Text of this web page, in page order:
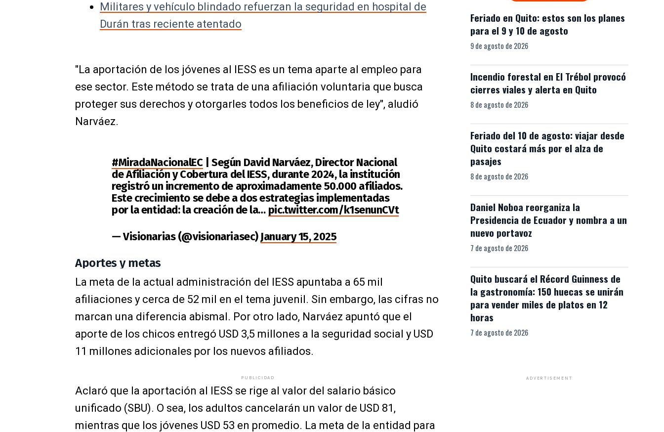
Militares y vehículo blindado refuerzan la seguridad en hospital de
Durán tras reciente atentado
"La aportación de los jóvenes al IESS es un tema aparte al empleo para
ese sector. Este método se trata de una afiliación voluntaria que busca
proteger sus derechos y otorgarles todos los beneficios de ley", aludió
Narváez.
#MiradaNacionalEC| Según David Narváez, Director Nacional
de Afiliación y Cobertura del IESS, durante 2024, la institución
registró un incremento de aproximadamente 50.000 afiliados.
Este crecimiento se debe a dos estrategias implementadas
por la entidad: la creación de la… pic.twitter.com/k1senunCVt
— Visionarias (@visionariasec)January 15, 2025
Aportes y metas
La meta de la actual administración del IESS apuntaba a 65 mil
afiliaciones y cerca de 52 mil en el tema juvenil. Sin embargo, las cifras no
marcan una diferencia abismal. Por otro lado, Narváez apuntó que el
aporte de los chicos entregó USD 3,5 millones a la seguridad social y USD
11 millones adicionales por los nuevos afiliados.
PUBLICIDAD
Aclaró que la aportación al IESS se rige al valor del salario básico
unificado (SBU). O sea, los adultos cancelarán un valor de USD 81,
mientras que los jóvenes USD 53 en promedio. La meta de la entidad para
Feriado en Quito: estos son los planes
para el 9 y 10 de agosto
9 de agosto de 2026
Incendio forestal en El Trébol provocó
cierres viales y alerta en Quito
8 de agosto de 2026
Feriado del 10 de agosto: viajar desde
Quito costará más por el alza de
pasajes
8 de agosto de 2026
Daniel Noboa reorganiza la
Presidencia de Ecuador y nombra a un
nuevo portavoz
7 de agosto de 2026
Quito buscará el Récord Guinness de
la gastronomía: 150 huecas se unirán
para vender miles de platos en 12
horas
7 de agosto de 2026
ADVERTISEMENT